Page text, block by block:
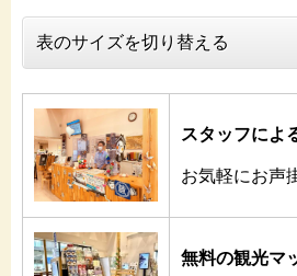
表のサイズを切り替える
スタッフによ
お気軽にお声
無料の観光マ